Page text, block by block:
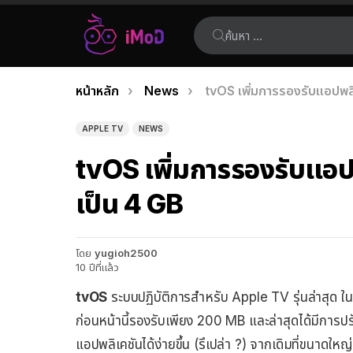
ค้นหา:
เรื่อง
ล่าสุด
คุณอยู่ที่นี่:
หน้าหลัก News tvOS เพิ่มการรองรับแอปพ
APPLE TV NEWS
tvOS เพิ่มการรองรับแอ
เป็น 4 GB
โดย yugioh2500
10 ปีที่แล้ว
tvOS ระบบปฏิบัติการสำหรับ Apple TV รุ่นล่าสุด
ก่อนหน้านี้รองรับเพียง 200 MB และล่าสุดได้มีการ
แอปพลิเคชันได้ง่ายขึ้น (รึเปล่า ?) จากเดิมที่ขนาดให